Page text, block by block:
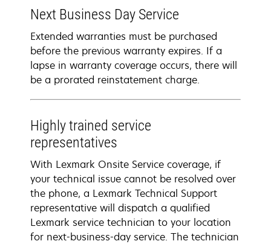
Next Business Day Service
Extended warranties must be purchased
before the previous warranty expires. If a
lapse in warranty coverage occurs, there will
be a prorated reinstatement charge.
Highly trained service
representatives
With Lexmark Onsite Service coverage, if
your technical issue cannot be resolved over
the phone, a Lexmark Technical Support
representative will dispatch a qualified
Lexmark service technician to your location
for next-business-day service. The technician